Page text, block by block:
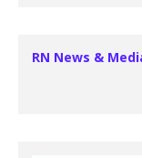
RN News &